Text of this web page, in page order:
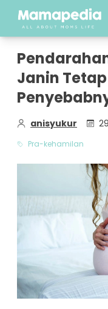
Janin
anisyukur
Pra-kehamilan